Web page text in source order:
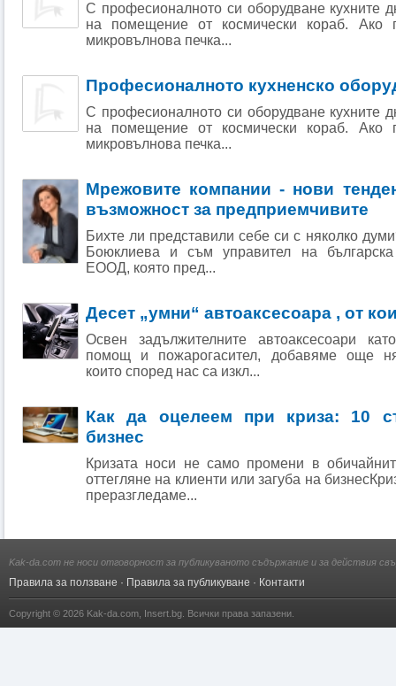
С професионалното си оборудване кухните
на помещение от космически кораб. Ако
микровълнова печка...
Професионалното кухненско
С професионалното си оборудване кухните
на помещение от космически кораб. Ако
микровълнова печка...
Мрежовите компании - нови
възможност за предприемчивите
Бихте ли представили себе си с няколко
Боюклиева и съм управител на
ЕООД, която пред...
Десет „умни“ автоаксесоара , от
Освен задължителните автоаксесоари
помощ и пожарогасител, добавяме още
които според нас са изкл...
Как да оцелеем при криза: 10
бизнес
Кризата носи не само промени в
оттегляне на клиенти или загуба на
преразгледаме...
Kak-da.com не носи отговорност за публикуваното съдържание и за действия
Правила за ползване · Правила за публикуване · Контакти
Copyright © 2026 Kak-da.com Insert.bg . Всички права запазени.